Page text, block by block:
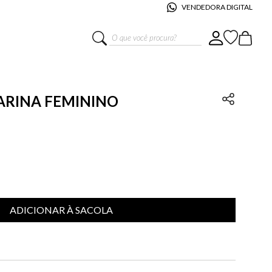
VENDEDORA DIGITAL
O que você procura?
FEMININO
ADICIONAR À SACOLA